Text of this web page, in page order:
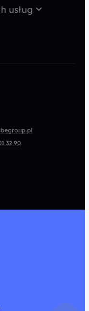
usług
Automation
32 90